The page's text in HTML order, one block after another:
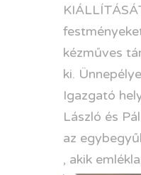
kézműves
ki.
Igazgató
László és
az
, akik